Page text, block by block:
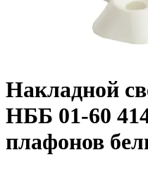
Накладной
НББ 01-60
плафонов